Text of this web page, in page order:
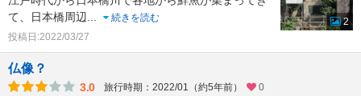
て、日本橋周辺...
続きを読む
投稿日:2022/03/27
2
仏像？
3.0 旅行時期：2022/01（約5年前）
0